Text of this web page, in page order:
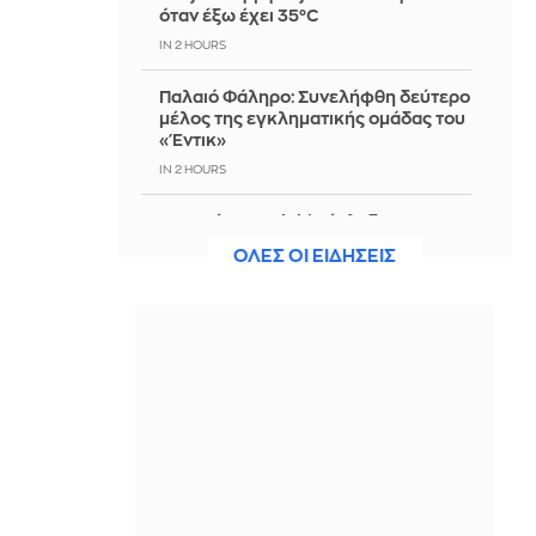
όταν έξω έχει 35°C
IN 2 HOURS
Παλαιό Φάληρο: Συνελήφθη δεύτερο
μέλος της εγκληματικής ομάδας του
«Έντικ»
IN 2 HOURS
ΟΛΕΣ ΟΙ ΕΙΔΗΣΕΙΣ